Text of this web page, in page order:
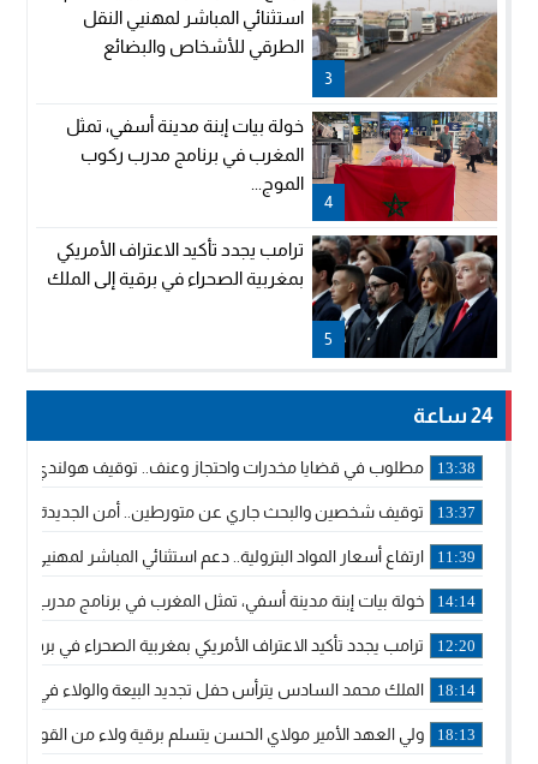
3
استثنائي المباشر لمهنيي النقل
الطرقي للأشخاص والبضائع
4
خولة بيات إبنة مدينة أسفي، تمثل
المغرب في برنامج مدرب ركوب
الموج...
5
ترامب يجدد تأكيد الاعتراف الأمريكي
بمغربية الصحراء في برقية إلى الملك
24 ساعة
13:38 مطلوب في قضايا مخدرات واحتجاز وعنف.. توقيف هولندي
13:37 توقيف شخصين والبحث جاري عن متورطين.. أمن الجديدة يفك
11:39 ارتفاع أسعار المواد البترولية.. دعم استثنائي المباشر لمهنيي
14:14 خولة بيات إبنة مدينة أسفي، تمثل المغرب في برنامج مدرب
12:20 ترامب يجدد تأكيد الاعتراف الأمريكي بمغربية الصحراء في برقية
18:14 الملك محمد السادس يترأس حفل تجديد البيعة والولاء في
18:13 ولي العهد الأمير مولاي الحسن يتسلم برقية ولاء من القوات